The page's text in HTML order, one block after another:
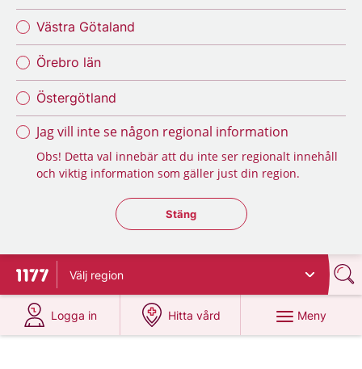
Västra Götaland
Örebro län
Östergötland
Jag vill inte se någon regional information
Obs! Detta val innebär att du inte ser regionalt innehåll
och viktig information som gäller just din region.
Stäng regionsväljaren
Stäng
Till startsidan för 1177
Välj region
Logga in
på 1177.se
Hitta vård
på 1177.se
Meny